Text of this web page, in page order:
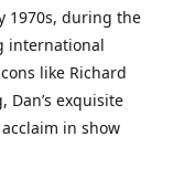
1970s, during the
international
like Richard
Dan’s exquisite
in show